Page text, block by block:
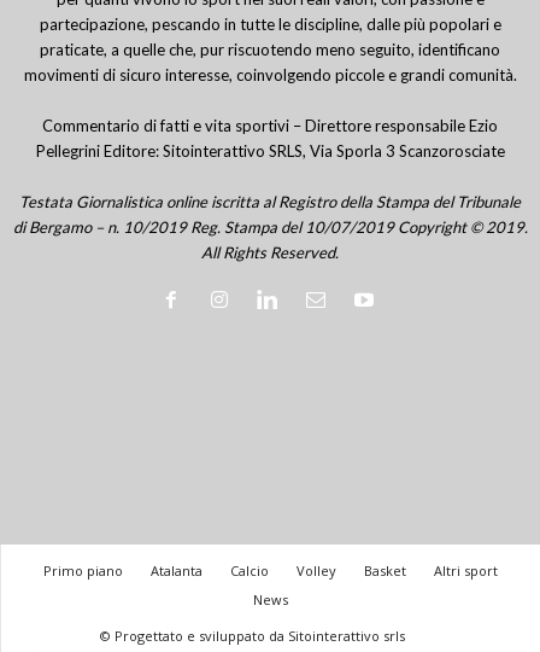
partecipazione, pescando in tutte le discipline, dalle più popolari e
praticate, a quelle che, pur riscuotendo meno seguito, identificano
movimenti di sicuro interesse, coinvolgendo piccole e grandi comunità.
Commentario di fatti e vita sportivi – Direttore responsabile Ezio
Pellegrini Editore: Sitointerattivo SRLS, Via Sporla 3 Scanzorosciate
Testata Giornalistica online iscritta al Registro della Stampa del Tribunale
di Bergamo – n. 10/2019 Reg. Stampa del 10/07/2019 Copyright © 2019.
All Rights Reserved.
Primo piano Atalanta Calcio Volley Basket
Altri sport
News
© Progettato e sviluppato da Sitointerattivo srls